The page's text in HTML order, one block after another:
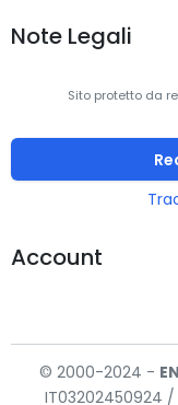
dispositivo USB
Auricolari
Massima
Frequenza
Note Legali
Sito protetto da
Account
© 2000-2024 -
IT03202450924 /